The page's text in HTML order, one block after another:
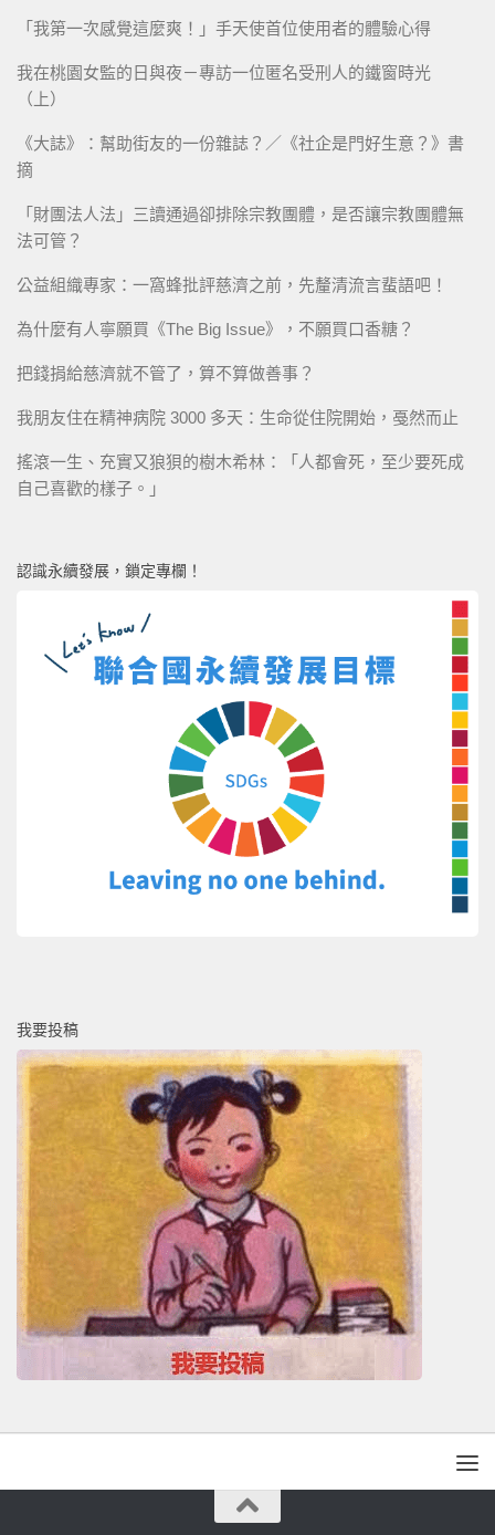
「我第一次感覺這麼爽！」手天使首位使用者的體驗心得
我在桃園女監的日與夜－專訪一位匿名受刑人的鐵窗時光
（上）
《大誌》：幫助街友的一份雜誌？／《社企是門好生意？》書
摘
「財團法人法」三讀通過卻排除宗教團體，是否讓宗教團體無
法可管？
公益組織專家：一窩蜂批評慈濟之前，先釐清流言蜚語吧！
為什麼有人寧願買《The Big Issue》，不願買口香糖？
把錢捐給慈濟就不管了，算不算做善事？
我朋友住在精神病院 3000 多天：生命從住院開始，戞然而止
搖滾一生、充實又狼狽的樹木希林：「人都會死，至少要死成
自己喜歡的樣子。」
認識永續發展，鎖定專欄！
我要投稿